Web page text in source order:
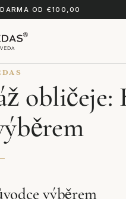
OD €100,00
obličeje:
výběrem